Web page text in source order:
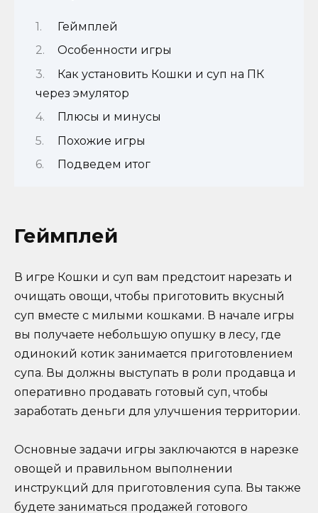
Геймплей
Особенности игры
Как установить Кошки и суп на ПК
через эмулятор
Плюсы и минусы
Похожие игры
Подведем итог
Геймплей
В игре Кошки и суп вам предстоит нарезать и
очищать овощи, чтобы приготовить вкусный
суп вместе с милыми кошками. В начале игры
вы получаете небольшую опушку в лесу, где
одинокий котик занимается приготовлением
супа. Вы должны выступать в роли продавца и
оперативно продавать готовый суп, чтобы
заработать деньги для улучшения территории.
Основные задачи игры заключаются в нарезке
овощей и правильном выполнении
инструкций для приготовления супа. Вы также
будете заниматься продажей готового